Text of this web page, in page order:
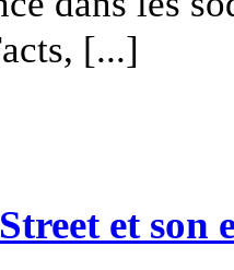
[...]
et son